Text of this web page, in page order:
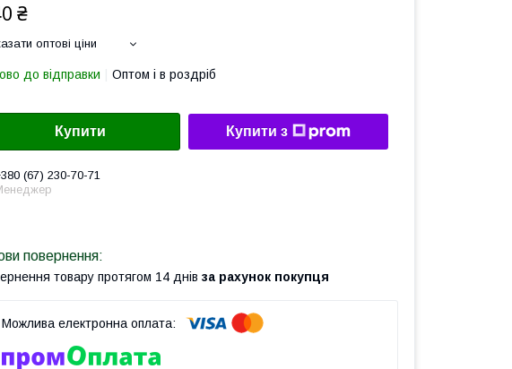
₴
оптові ціни
до відправки Оптом і в роздріб
Купити Купити з
(67) 230-70-71
товару протягом 14 днів за рахунок покупця